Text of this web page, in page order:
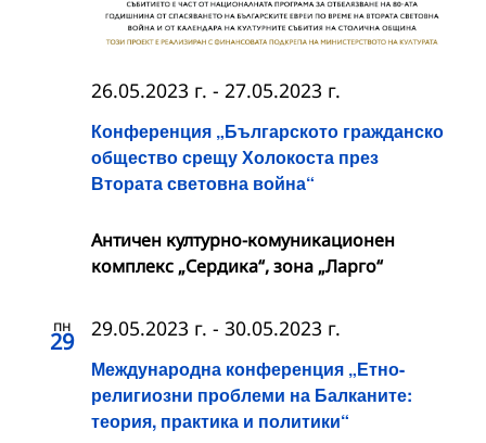
Конференция „Българското гражданско
общество срещу Холокоста през
Втората световна война“
26.05.2023 г. - 27.05.2023 г.
Античен културно-комуникационен
комплекс „Сердика“, зона „Ларго“
пн
29
Международна конференция „Етно-
религиозни проблеми на Балканите:
теория, практика и политики“
29.05.2023 г. - 30.05.2023 г.